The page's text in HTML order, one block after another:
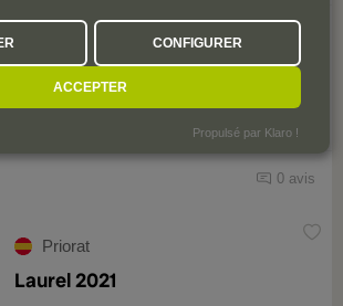
disponible
disponibles: 2024
0 avis
Priorat
Laurel 2021
CONFIGURER
ACCEPTER
Propulsé par Klaro !